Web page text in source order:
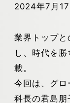
2024年7月17
業界トップと
し、時代を
載。
今回は、グ
科長の君島朋